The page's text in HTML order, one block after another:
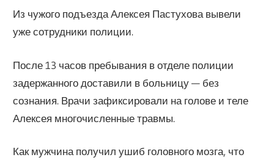
Из чужого подъезда Алексея Пастухова вывели
уже сотрудники полиции.
После 13 часов пребывания в отделе полиции
задержанного доставили в больницу — без
сознания. Врачи зафиксировали на голове и теле
Алексея многочисленные травмы.
Как мужчина получил ушиб головного мозга, что